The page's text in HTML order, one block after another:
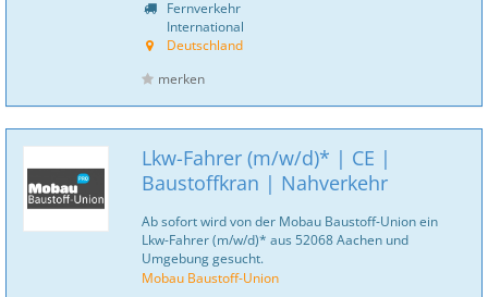
Fernverkehr
International
Deutschland
merken
Lkw-Fahrer (m/w/d)* | CE |
Baustoffkran | Nahverkehr
Ab sofort wird von der Mobau Baustoff-Union ein
Lkw-Fahrer (m/w/d)* aus 52068 Aachen und
Umgebung gesucht.
Mobau Baustoff-Union